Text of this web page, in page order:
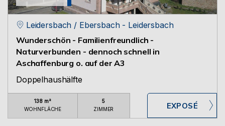
Leidersbach / Ebersbach - Leidersbach
Wunderschön - Familienfreundlich -
Naturverbunden - dennoch schnell in
Aschaffenburg o. auf der A3
Doppelhaushälfte
138 m²
WOHNFLÄCHE
5
ZIMMER